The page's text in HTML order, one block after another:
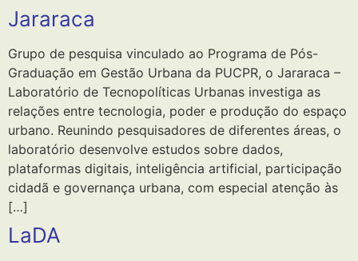
Jararaca
Grupo de pesquisa vinculado ao Programa de Pós-
Graduação em Gestão Urbana da PUCPR, o Jararaca –
Laboratório de Tecnopolíticas Urbanas investiga as
relações entre tecnologia, poder e produção do espaço
urbano. Reunindo pesquisadores de diferentes áreas, o
laboratório desenvolve estudos sobre dados,
plataformas digitais, inteligência artificial, participação
cidadã e governança urbana, com especial atenção às
[…]
LaDA